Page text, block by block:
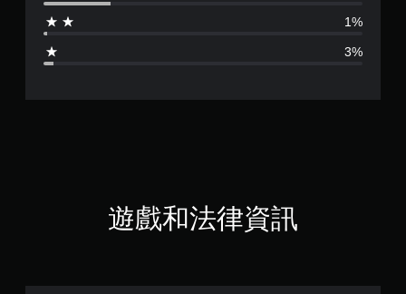
4
2
1%
3%
遊戲和法律資訊